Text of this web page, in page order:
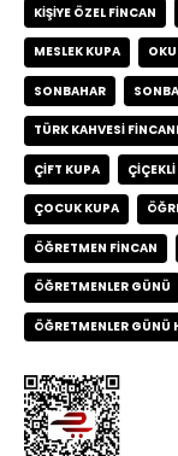
KIŞIYE ÖZEL FINCAN
MESLEK KUPA
SONBAHAR
TÜRK KAHVESI FINCANI
ÇIFT KUPA
ÇOCUK KUPA
ÖĞRETMEN FINCAN
ÖĞRETMENLER GÜNÜ
ÖĞRETMENLER GÜNÜ